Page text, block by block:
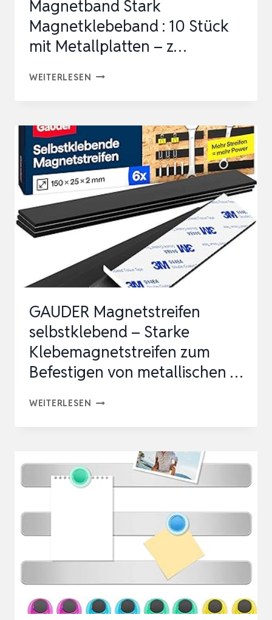
Magnetband Stark
Magnetklebeband : 10 Stück
mit Metallplatten – z…
WEITERLESEN MAGNETSTREIFEN
MAGNETKLEBEBAND
:
10
MIT
METALLPLATTEN
–
Z…
GAUDER Magnetstreifen
selbstklebend – Starke
Klebemagnetstreifen zum
Befestigen von metallischen …
WEITERLESEN GAUDER
STARKE
METALLISCHEN
…